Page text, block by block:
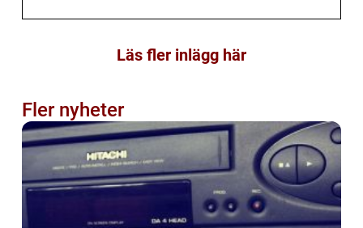
Läs fler inlägg här
Fler nyheter